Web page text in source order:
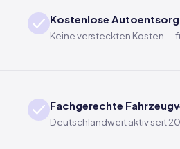
Kostenlose
Keine versteckten Kosten —
Fachgerechte
Deutschlandweit aktiv seit